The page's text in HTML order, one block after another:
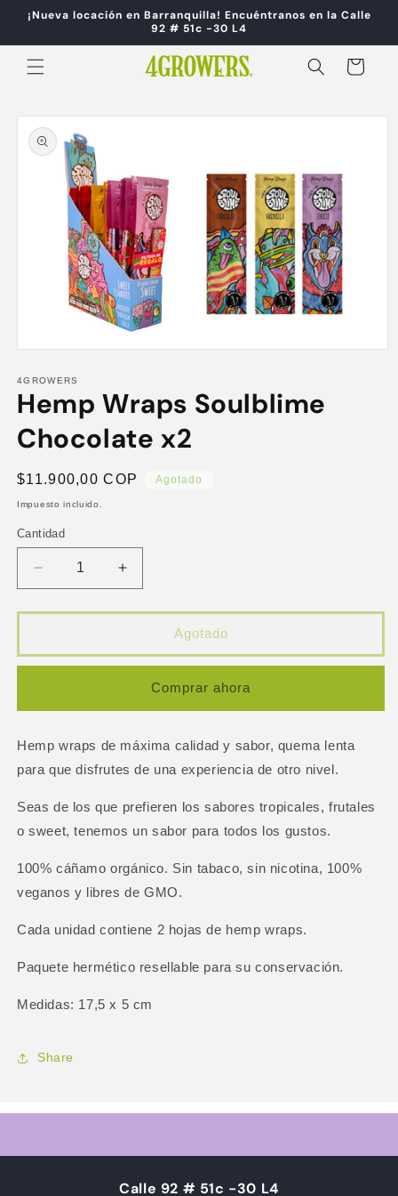
directamente
¡Nueva locación en Barranquilla! Encuéntranos en la Calle
92 # 51c -30 L4
Carrito
directamente
a la
información
del producto
multimedia
1
en
ventana
modal
4GROWERS
Hemp Wraps Soulblime
Chocolate x2
Precio
habitual
$11.900,00 COP Agotado
Impuesto incluido.
Cantidad
Reducir
cantidad
para
Wraps
Soulblime
Aumentar
cantidad
para
Wraps
Soulblime
Chocolate
Agotado
Comprar ahora
Hemp wraps de máxima calidad y sabor, quema lenta
para que disfrutes de una experiencia de otro nivel.
Seas de los que prefieren los sabores tropicales, frutales
o sweet, tenemos un sabor para todos los gustos.
100% cáñamo orgánico. Sin tabaco, sin nicotina, 100%
veganos y libres de GMO.
Cada unidad contiene 2 hojas de hemp wraps.
Paquete hermético resellable para su conservación.
Medidas: 17,5 x 5 cm
Share
Calle 92 # 51c -30 L4